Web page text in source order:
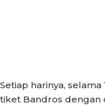
Setiap harinya,
tiket Bandros dengan